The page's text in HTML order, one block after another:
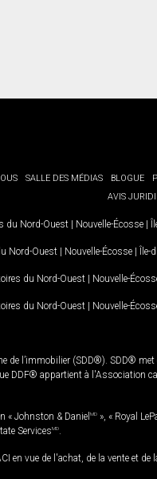
SALLE DES MÉDIAS BLOGUE
AVIS
du Nord-Ouest | Nouvelle-Écosse |
Nord-Ouest | Nouvelle-Écosse | Île-
du Nord-Ouest | Nouvelle-
du Nord-Ouest | Nouvelle-
l’immobilier (SDD®). SDD®
DDF® appartient à l'Association
« Johnston & Daniel MD », « Royal
ServicesMD
vue de l'achat, de la vente et